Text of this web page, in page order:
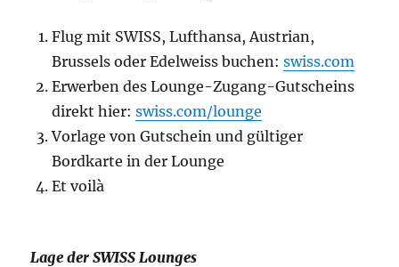
Flug mit SWISS, Lufthansa, Austrian,
Brussels oder Edelweiss buchen:swiss.com
Erwerben des Lounge-Zugang-Gutscheins
direkt hier:swiss.com/lounge
Vorlage von Gutschein und gültiger
Bordkarte in der Lounge
Et voilà
Lage der SWISS Lounges